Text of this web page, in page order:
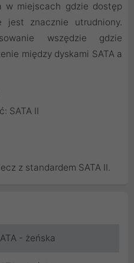
w miejscach gdzie dostęp
znacznie utrudniony.
wszędzie gdzie
między dyskami SATA a
SATA II
z standardem SATA II.
- żeńska